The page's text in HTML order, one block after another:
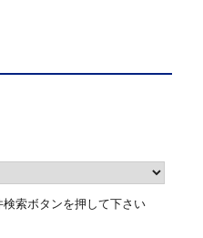
索ボタンを押して下さい